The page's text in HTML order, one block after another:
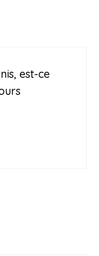
est-ce